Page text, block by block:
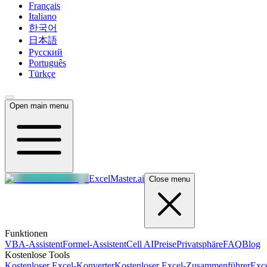
Français
Italiano
한국어
日本語
Русский
Português
Türkçe
Open main menu
ExcelMaster.ai Close menu
Funktionen
VBA-AssistentFormel-AssistentCell AIPreisePrivatsphäreFAQBlog
Kostenlose Tools